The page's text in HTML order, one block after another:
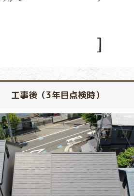
工事後（3年目点検時）